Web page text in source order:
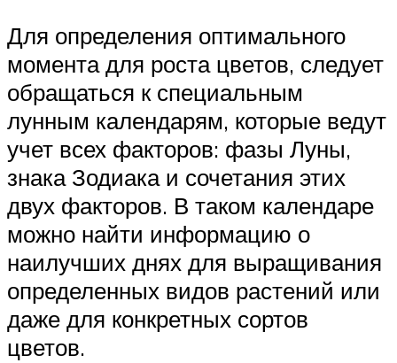
Для определения оптимального
момента для роста цветов, следует
обращаться к специальным
лунным календарям, которые ведут
учет всех факторов: фазы Луны,
знака Зодиака и сочетания этих
двух факторов. В таком календаре
можно найти информацию о
наилучших днях для выращивания
определенных видов растений или
даже для конкретных сортов
цветов.